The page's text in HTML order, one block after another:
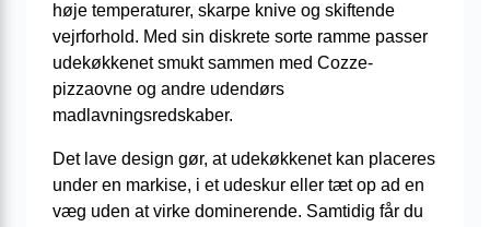
høje temperaturer, skarpe knive og skiftende
vejrforhold. Med sin diskrete sorte ramme passer
udekøkkenet smukt sammen med Cozze-
pizzaovne og andre udendørs
madlavningsredskaber.
Det lave design gør, at udekøkkenet kan placeres
under en markise, i et udeskur eller tæt op ad en
væg uden at virke dominerende. Samtidig får du